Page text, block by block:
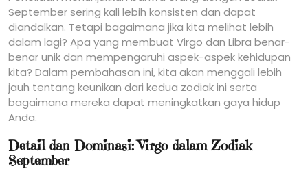
September sering kali lebih konsisten dan dapat
diandalkan. Tetapi bagaimana jika kita melihat lebih
dalam lagi? Apa yang membuat Virgo dan Libra benar-
benar unik dan mempengaruhi aspek-aspek kehidupan
kita? Dalam pembahasan ini, kita akan menggali lebih
jauh tentang keunikan dari kedua zodiak ini serta
bagaimana mereka dapat meningkatkan gaya hidup
Anda.
Detail dan Dominasi: Virgo dalam Zodiak
September